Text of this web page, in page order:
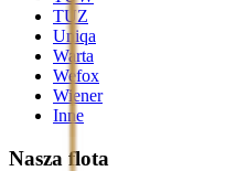
TUZ
Uniqa
Warta
Wefox
Wiener
Inne
Nasza flota